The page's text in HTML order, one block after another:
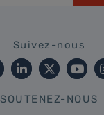
Suivez-nous
SOUTENEZ-NOUS